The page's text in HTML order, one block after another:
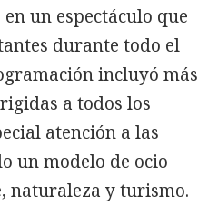
un espectáculo que
durante todo el
incluyó más
a todos los
atención a las
un modelo de ocio
naturaleza y turismo.